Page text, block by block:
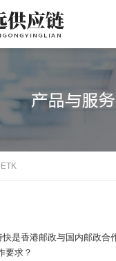
ETK
是香港邮政与国内邮政合
要求？